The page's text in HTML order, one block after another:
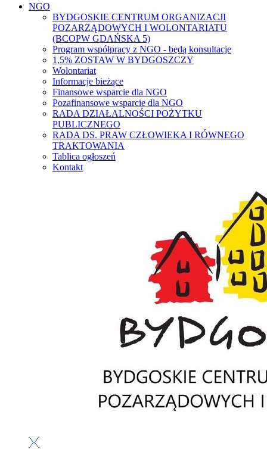
NGO
BYDGOSKIE CENTRUM ORGANIZACJI
POZARZĄDOWYCH I WOLONTARIATU
(BCOPW GDAŃSKA 5)
Program współpracy z NGO - będą konsultacje
1,5% ZOSTAW W BYDGOSZCZY
Wolontariat
Informacje bieżące
Finansowe wsparcie dla NGO
Pozafinansowe wsparcie dla NGO
RADA DZIAŁALNOŚCI POŻYTKU
PUBLICZNEGO
RADA DS. PRAW CZŁOWIEKA I RÓWNEGO
TRAKTOWANIA
Tablica ogłoszeń
Kontakt